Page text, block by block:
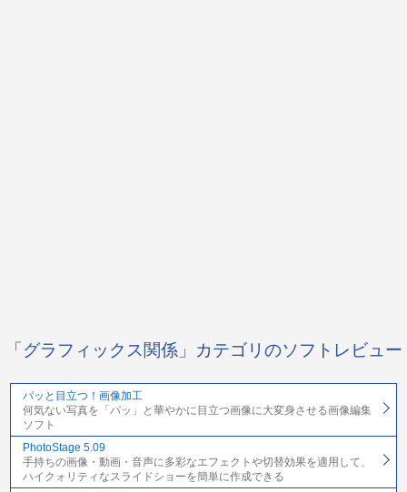
「グラフィックス関係」カテゴリのソフトレビュー
パッと目立つ！画像加工
何気ない写真を「パッ」と華やかに目立つ画像に大変身させる画像編集
ソフト
PhotoStage 5.09
手持ちの画像・動画・音声に多彩なエフェクトや切替効果を適用して、
ハイクォリティなスライドショーを簡単に作成できる